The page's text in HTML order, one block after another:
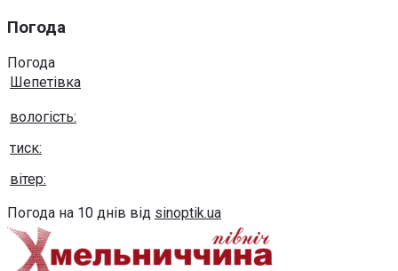
Погода
Погода
Шепетівка
вологість:
тиск:
вітер:
Погода на 10 днів від sinoptik.ua